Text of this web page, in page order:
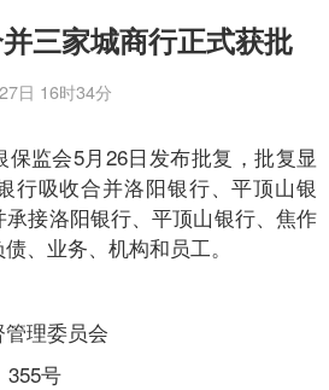
三家城商行正式获批
日 16时34分
会5月26日发布批复，批复显
行吸收合并洛阳银行、平顶山银
接洛阳银行、平顶山银行、焦作
债、业务、机构和员工。
理委员会
号